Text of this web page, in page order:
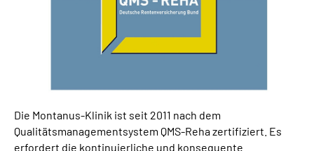
Die Montanus-Klinik ist seit 2011 nach dem
Qualitätsmanagementsystem QMS-Reha zertifiziert. Es
erfordert die kontinuierliche und konsequente